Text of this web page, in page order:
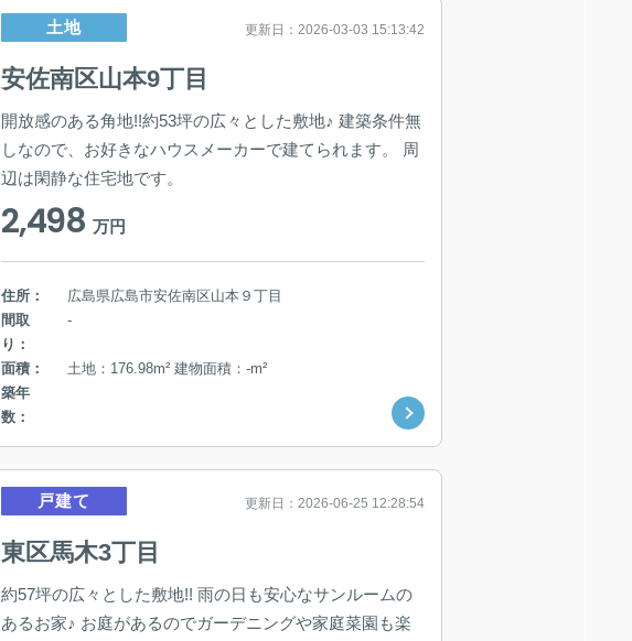
土地 更新日：2026-03-03 15:13:42
安佐南区山本9丁目
開放感のある角地!!約53坪の広々とした敷地♪ 建築条件無
しなので、お好きなハウスメーカーで建てられます。 周
辺は閑静な住宅地です。
2,498 万円
住所：
広島県広島市安佐南区山本９丁目
間取
り：
-
面積：
土地：176.98m² 建物面積：-m²
築年
数：
戸建て 更新日：2026-06-25 12:28:54
東区馬木3丁目
約57坪の広々とした敷地!! 雨の日も安心なサンルームの
あるお家♪ お庭があるのでガーデニングや家庭菜園も楽